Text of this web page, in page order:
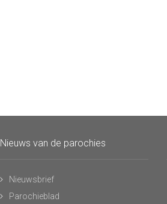
Nieuws van de parochies
Nieuwsbrief
Parochieblad